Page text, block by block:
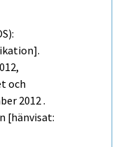
och
2012 .
[hänvisat: